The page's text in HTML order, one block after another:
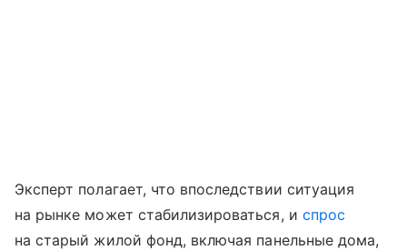
Эксперт полагает, что впоследствии ситуация
на рынке может стабилизироваться, и спрос
на старый жилой фонд, включая панельные дома,